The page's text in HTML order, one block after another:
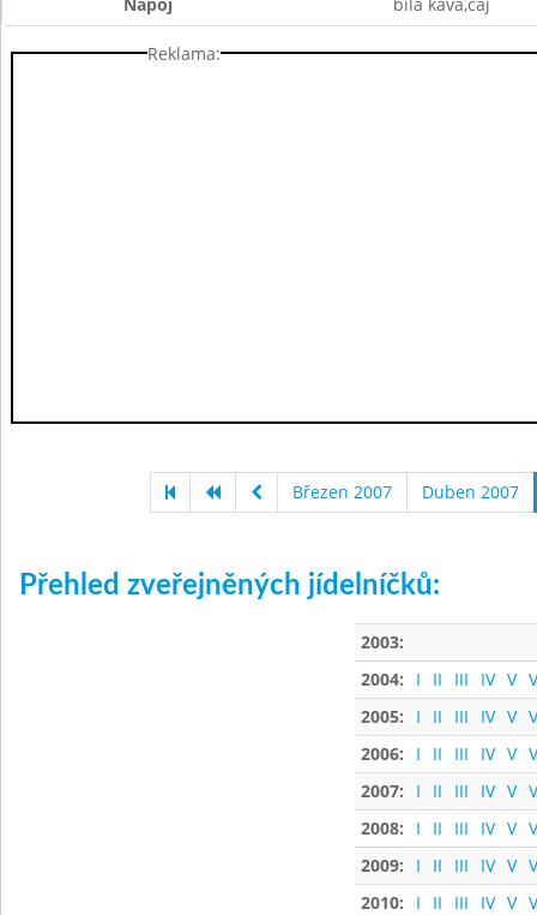
Reklama:
Březen 2007 Duben 2007
Přehled zveřejněných jídelníčků:
2003:
2004:
I II III IV V
2005:
I II III IV V
2006:
I II III IV V
2007:
I II III IV V
2008:
I II III IV V
2009:
I II III IV V
2010:
I II III IV V